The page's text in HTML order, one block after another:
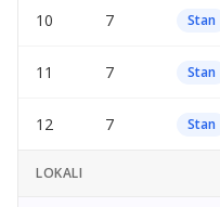
10 7 Stan
11 7 Stan
12 7 Stan
LOKALI